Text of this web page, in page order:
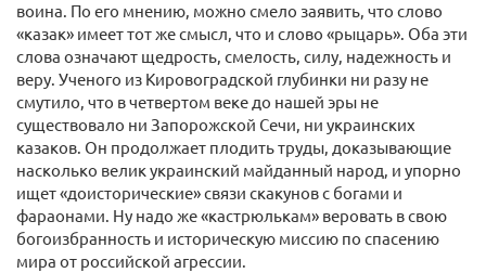
воина. По его мнению, можно смело заявить, что слово
«казак» имеет тот же смысл, что и слово «рыцарь». Оба эти
слова означают щедрость, смелость, силу, надежность и
веру. Ученого из Кировоградской глубинки ни разу не
смутило, что в четвертом веке до нашей эры не
существовало ни Запорожской Сечи, ни украинских
казаков. Он продолжает плодить труды, доказывающие
насколько велик украинский майданный народ, и упорно
ищет «доисторические» связи скакунов с богами и
фараонами. Ну надо же «кастрюлькам» веровать в свою
богоизбранность и историческую миссию по спасению
мира от российской агрессии.